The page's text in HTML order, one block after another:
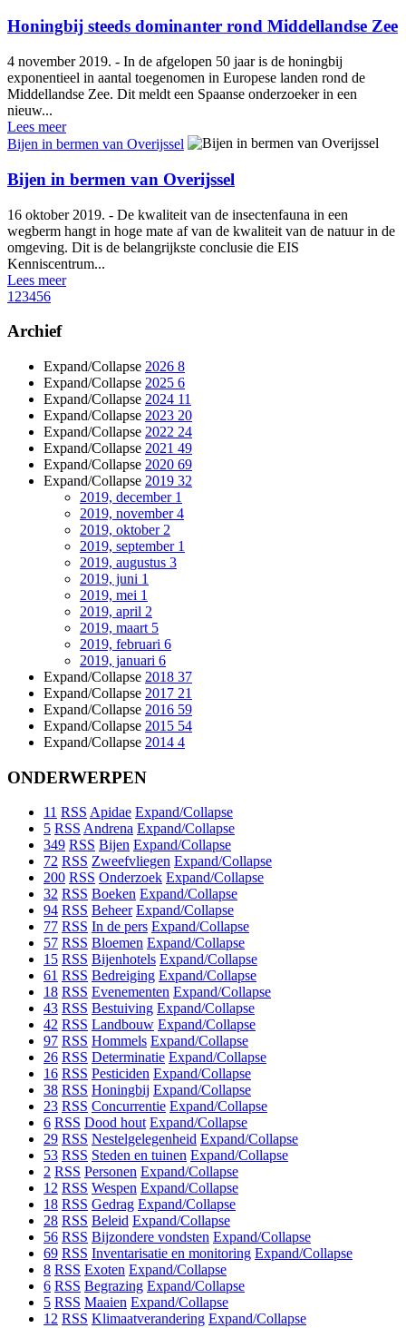
Honingbij steeds dominanter rond Middellandse Zee
4 november 2019. - In de afgelopen 50 jaar is de honingbij
exponentieel in aantal toegenomen in Europese landen rond de
Middellandse Zee. Dit meldt een Spaanse onderzoeker in een
nieuw...
Lees meer
Bijen in bermen van Overijssel
Bijen in bermen van Overijssel
16 oktober 2019. - De kwaliteit van de insectenfauna in een
wegberm hangt in hoge mate af van de kwaliteit van de natuur in de
omgeving. Dit is de belangrijkste conclusie die EIS
Kenniscentrum...
Lees meer
1 23456
Archief
Expand/Collapse 2026 8
Expand/Collapse 2025 6
Expand/Collapse 2024 11
Expand/Collapse 2023 20
Expand/Collapse 2022 24
Expand/Collapse 2021 49
Expand/Collapse 2020 69
Expand/Collapse 2019 32
2019, december 1
2019, november4
2019, oktober 2
2019, september 1
2019, augustus 3
2019, juni 1
2019, mei 1
2019, april 2
2019, maart 5
2019, februari 6
2019, januari 6
Expand/Collapse 2018 37
Expand/Collapse 2017 21
Expand/Collapse 2016 59
Expand/Collapse 2015 54
Expand/Collapse 2014 4
ONDERWERPEN
11 RSS Apidae Expand/Collapse
5 RSS Andrena Expand/Collapse
349 RSS Bijen Expand/Collapse
72 RSS Zweefvliegen Expand/Collapse
200 RSS Onderzoek Expand/Collapse
32 RSS Boeken Expand/Collapse
94 RSS Beheer Expand/Collapse
77 RSS In de pers Expand/Collapse
57 RSS Bloemen Expand/Collapse
15 RSS Bijenhotels Expand/Collapse
61 RSS Bedreiging Expand/Collapse
18 RSS Evenementen Expand/Collapse
43 RSS Bestuiving Expand/Collapse
42 RSS Landbouw Expand/Collapse
97 RSS Hommels Expand/Collapse
26 RSS Determinatie Expand/Collapse
16 RSS Pesticiden Expand/Collapse
38 RSS Honingbij Expand/Collapse
23 RSS Concurrentie Expand/Collapse
6 RSS Dood hout Expand/Collapse
29 RSS Nestelgelegenheid Expand/Collapse
53 RSS Steden en tuinen Expand/Collapse
2 RSS Personen Expand/Collapse
12 RSS Wespen Expand/Collapse
18 RSS Gedrag Expand/Collapse
28 RSS Beleid Expand/Collapse
56 RSS Bijzondere vondsten Expand/Collapse
69 RSS Inventarisatie en monitoring Expand/Collapse
8 RSS Exoten Expand/Collapse
6 RSS Begrazing Expand/Collapse
5 RSS Maaien Expand/Collapse
12 RSS Klimaatverandering Expand/Collapse